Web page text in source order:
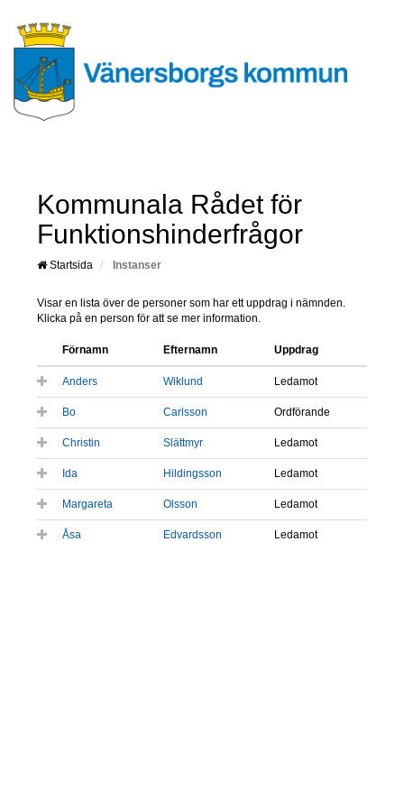
Kommunala Rådet för
Funktionshinderfrågor
Startsida Instanser
Visar en lista över de personer som har ett uppdrag i nämnden.
Klicka på en person för att se mer information.
Förnamn Efternamn Uppdrag
Anders Wiklund Ledamot
Bo Carlsson Ordförande
Christin Slättmyr Ledamot
Ida Hildingsson Ledamot
Margareta Olsson Ledamot
Åsa Edvardsson Ledamot